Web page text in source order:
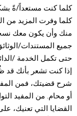
كلما كنت مستعداً/ةً
كلما وفرت المزيد من
منك وأن يكون معك
جميع المستندات/
حتى تكمل الخدمة /
إذا كنت تشعر بأنك قد
شرح قضيتك، فمن
أو محام. من المفيد
القضايا التي تعنيك،